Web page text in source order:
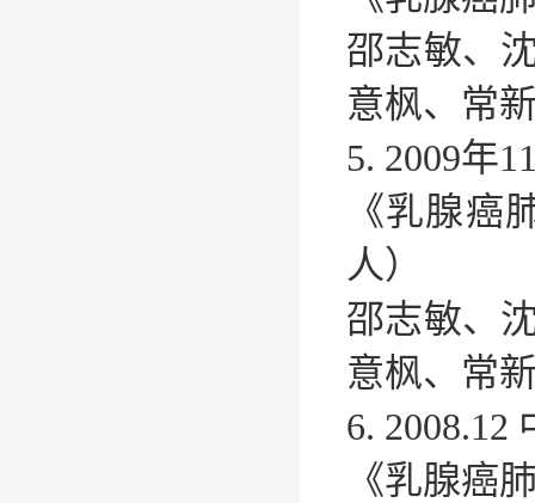
邵志敏、
意枫、常
5. 2009年
《乳腺癌
人）
邵志敏、
意枫、常
6. 2008.12
《乳腺癌